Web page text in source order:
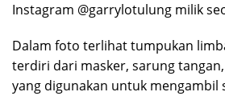
Instagram @garrylotulung milik
Dalam foto terlihat tumpukan
terdiri dari masker, sarung
yang digunakan untuk mengambil